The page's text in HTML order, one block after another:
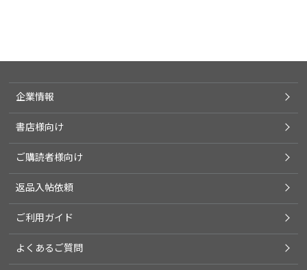
企業情報
書店様向け
ご購読者様向け
返品入帖依頼
ご利用ガイド
よくあるご質問